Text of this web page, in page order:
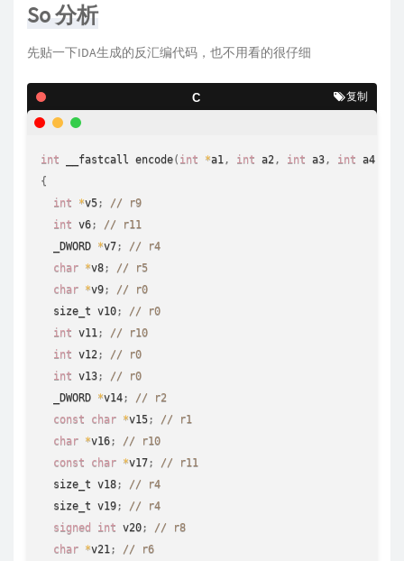
So 分析
先贴一下IDA生成的反汇编代码，也不用看的很仔细
int __fastcall encode( int *a1, int a2, int a3, int a4
{
int
*v5;
// r9
int v6;
// r11
  _DWORD
*v7;
// r4
char *v8;
// r5
char *v9;
// r0
  size_t v10
;
// r0
int v11;
// r10
int v12;
// r0
int v13;
// r0
  _DWORD
*v14;
// r2
const
char *v15;
// r1
char *v16;
// r10
const
char *v17;
// r11
  size_t v18
;
// r4
  size_t v19
;
// r4
signed
int v20;
// r8
char *v21;
// r6
C 复制